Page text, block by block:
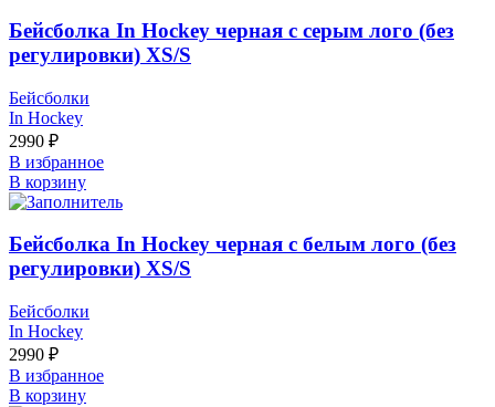
Бейсболка In Hockey черная с серым лого (без
регулировки) XS/S
Бейсболки
In Hockey
2990 ₽
В избранное
В корзину
Бейсболка In Hockey черная с белым лого (без
регулировки) XS/S
Бейсболки
In Hockey
2990 ₽
В избранное
В корзину